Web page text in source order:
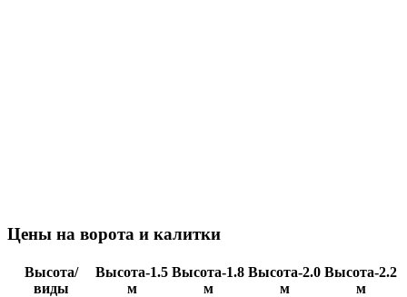
Цены на ворота и калитки
Высота/
виды
Высота-1.5
м
Высота-1.8
м
Высота-2.0
м
Высота-2.2
м